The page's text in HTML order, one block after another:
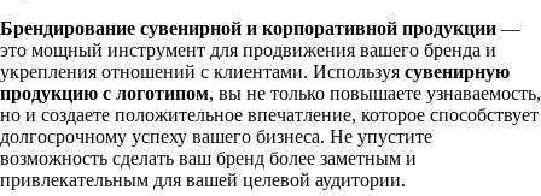
Брендирование сувенирной и корпоративной продукции —
это мощный инструмент для продвижения вашего бренда и
укрепления отношений с клиентами. Используя сувенирную
продукцию с логотипом, вы не только повышаете узнаваемость,
но и создаете положительное впечатление, которое способствует
долгосрочному успеху вашего бизнеса. Не упустите
возможность сделать ваш бренд более заметным и
привлекательным для вашей целевой аудитории.